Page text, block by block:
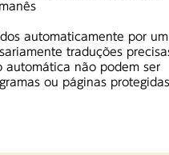
automaticamente por um
traduções
automática não podem ser
ou páginas